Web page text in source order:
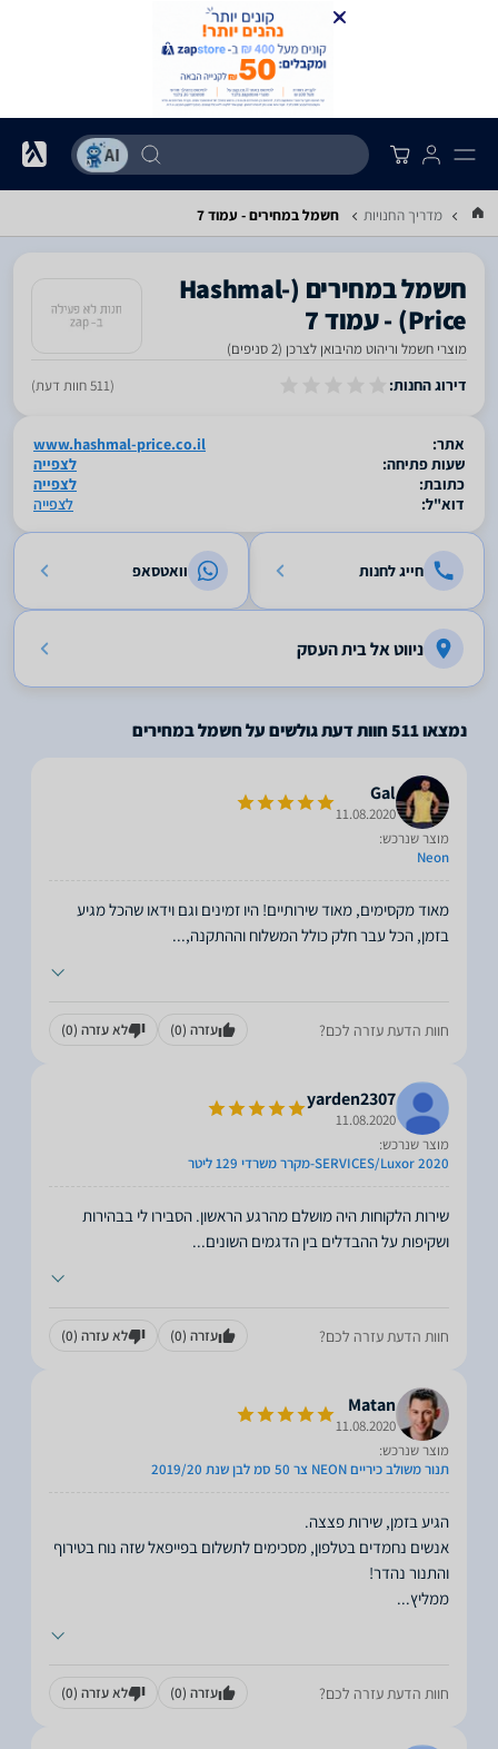
מדריך החנויות חשמל במחירים - עמוד 7
‎חשמל במחירים‎ ‏(Hashmal-
Price) - עמוד 7
מוצרי חשמל וריהוט מהיבואן לצרכן (2 סניפים)
דירוג החנות: (511 חוות דעת)
אתר:
www.hashmal-price.co.il
שעות פתיחה:
לצפייה
כתובת:
לצפייה
דוא"ל:
לצפייה
חייג לחנות וואטסאפ
ניווט אל בית העסק
נמצאו511חוות דעת גולשים על חשמל במחירים
Gal
11.08.2020
מוצר שנרכש:
Neon
מאוד מקסימים, מאוד שירותיים! היו זמינים וגם וידאו שהכל מגיע
בזמן, הכל עבר חלק כולל המשלוח וההתקנה,...
חוות הדעת עזרה לכם? עזרה (0) לא עזרה (0)
yarden2307
11.08.2020
מוצר שנרכש:
SERVICES/Luxor 2020-מקרר משרדי 129 ליטר
שירות הלקוחות היה מושלם מהרגע הראשון. הסבירו לי בבהירות
ושקיפות על ההבדלים בין הדגמים השונים...
חוות הדעת עזרה לכם? עזרה (0) לא עזרה (0)
Matan
11.08.2020
מוצר שנרכש:
תנור משולב כיריים NEON צר 50 סמ לבן שנת 2019/20
אנשים נחמדים בטלפון, מסכימים לתשלום בפייפאל שזה נוח בטירוף
ממליץ...
חוות הדעת עזרה לכם? עזרה (0) לא עזרה (0)